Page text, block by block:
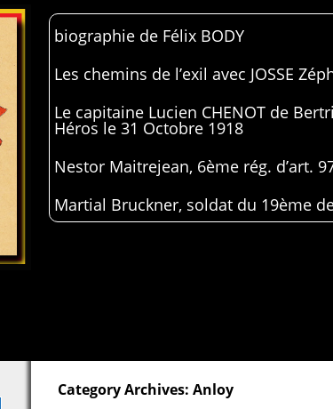
biographie de Félix BODY
Les chemins de l’exil avec JOSSE
Le capitaine Lucien CHENOT de
Héros le 31 Octobre 1918
Nestor Maitrejean, 6ème rég. d’art.
Martial Bruckner, soldat du 19ème
Category Archives: Anloy